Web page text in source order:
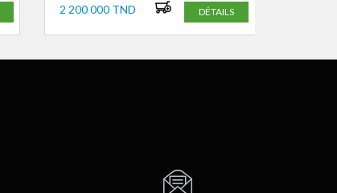
2 200 000 TND DÉTAILS